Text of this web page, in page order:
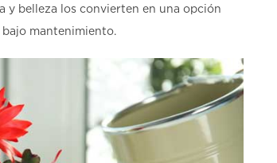
y belleza los convierten en una opción
mantenimiento.